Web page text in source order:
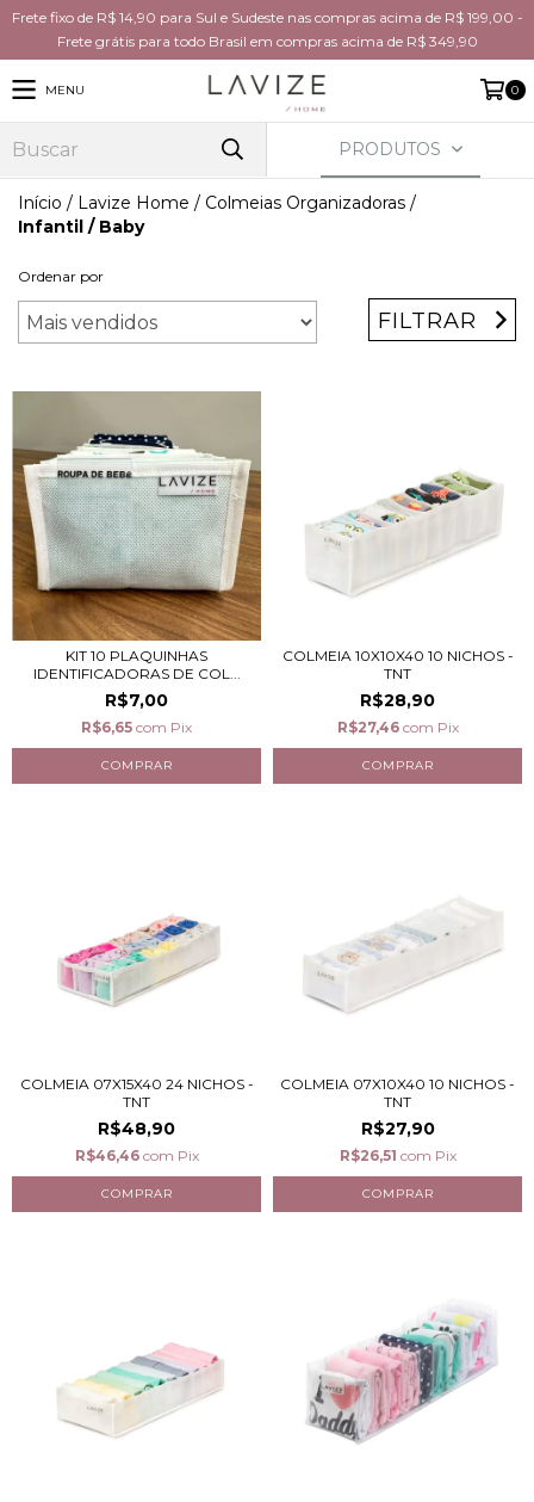
Frete fixo de R$ 14,90 para Sul e Sudeste nas compras acima de R$ 199,00 -
Frete grátis para todo Brasil em compras acima de R$ 349,90
MENU 0
PRODUTOS
Início / Lavize Home / Colmeias Organizadoras /
Infantil / Baby
Ordenar por
FILTRAR
KIT 10 PLAQUINHAS
IDENTIFICADORAS DE COL...
R$7,00
R$6,65 com Pix
COLMEIA 10X10X40 10 NICHOS -
TNT
R$28,90
R$27,46 com Pix
COLMEIA 07X15X40 24 NICHOS -
TNT
R$48,90
R$46,46 com Pix
COLMEIA 07X10X40 10 NICHOS -
TNT
R$27,90
R$26,51 com Pix